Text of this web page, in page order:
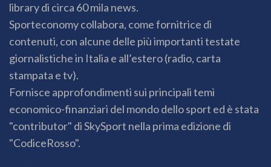
library di circa 60 mila news.
Sporteconomy collabora, come fornitrice di
contenuti, con alcune delle più importanti testate
giornalistiche in Italia e all’estero (radio, carta
stampata e tv).
Fornisce approfondimenti sui principali temi
economico-finanziari del mondo dello sport ed è stata
"contributor" di SkySport nella prima edizione di
"CodiceRosso".